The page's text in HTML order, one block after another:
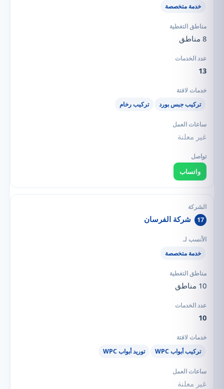
خدمة متخصصة
8 مناطق
13
تركيب جبس بورد تركيب رخام
غير معلنة
واتساب
17 شركة الفرسان
خدمة متخصصة
10 مناطق
10
تركيب أبواب WPC توريد أبواب WPC
غير معلنة